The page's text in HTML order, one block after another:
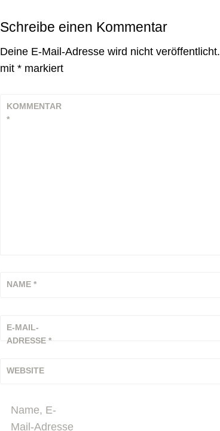
Schreibe einen Kommentar
Deine E-Mail-Adresse wird nicht veröffentlicht.
mit * markiert
KOMMENTAR
*
NAME*
E-MAIL-
ADRESSE*
WEBSITE
Name, E-
Mail-Adresse